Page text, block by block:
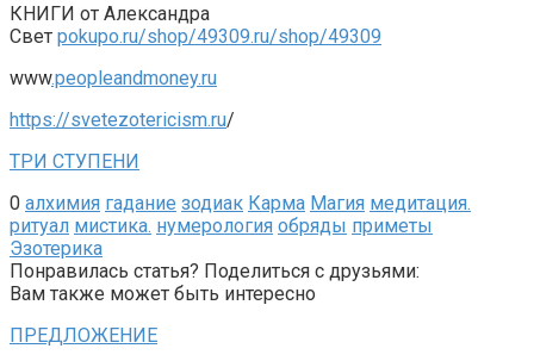
КНИГИ от Александра
Свет pokupo.ru/shop/49309.ru/shop/49309
www.peopleandmoney.ru
https://svetezotericism.ru/
ТРИ СТУПЕНИ
0 алхимия гадание зодиак Карма Магия медитация.
ритуал мистика. нумерология обряды приметы
Эзотерика
Понравилась статья? Поделиться с друзьями:
Вам также может быть интересно
ПРЕДЛОЖЕНИЕ